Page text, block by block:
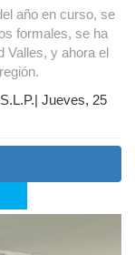
año en curso, se
formales, se ha
Valles, y ahora el
Jueves, 25